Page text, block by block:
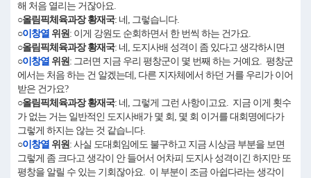
해 처음 열리는 거잖아요.
○올림픽체육과장 황재국: 네, 그렇습니다.
○이창열 위원: 이게 강원도 순회하면서 한 번씩 하는 건가요.
○올림픽체육과장 황재국: 네, 도지사배 성격이 좀 있다고 생각하시면
○이창열 위원: 그러면 지금 우리 평창군이 몇 번째 하는 거예요. 평창군
에서는 처음 하는 건 알겠는데, 다른 지자체에서 하던 거를 우리가 이어
받은 건가요?
○올림픽체육과장 황재국: 네, 그렇게 그런 사항이고요. 지금 이게 횟수
가 없는 거는 일반적인 도지사배가 몇 회, 몇 회 이거를 대회명에다가
그렇게 하지는 않는 것 같습니다.
○이창열 위원: 사실 도대회임에도 불구하고 지금 시상금 부분을 보면
그렇게 좀 크다고 생각이 안 들어서 어차피 도지사 성격이긴 하지만 또
평창을 알릴 수 있는 기회잖아요. 이 부분이 조금 아쉽다라는 생각이